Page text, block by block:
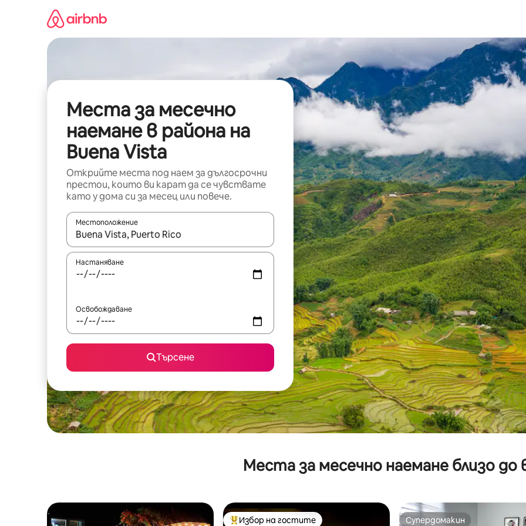
съдържанието
Места за месечно
наемане в района на
Buena Vista
Открийте места под наем за дългосрочни
престои, които ви карат да се чувствате
като у дома си за месец или повече.
Местоположение
Когато резултатите се покажат, използвайте клавишите със стрелки нагоре и надолу или навигирайте с
Настаняване
Освобождаване
Търсене
Места за месечно наемане близо до
Избор на гостите Супердомакин